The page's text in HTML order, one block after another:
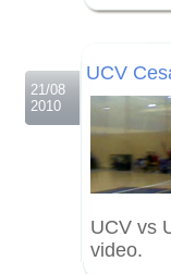
21/08
2010
UCV
UCV vs
video.